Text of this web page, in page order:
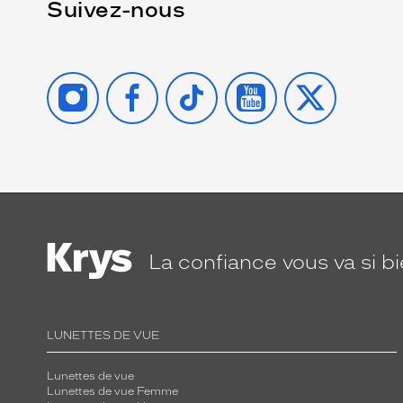
Suivez-nous
INSTAGRAMFACEBOOK
TIKTOK YOUTUBE
X
La confiance vous va si
LUNETTES DE VUE
Lunettes de vue
Lunettes de vue Femme